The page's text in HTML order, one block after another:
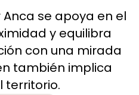
se apoya en el
y equilibra
con una mirada
también implica
territorio.